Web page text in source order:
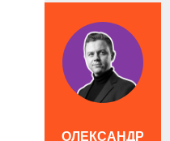
ОЛЕКСАНДР